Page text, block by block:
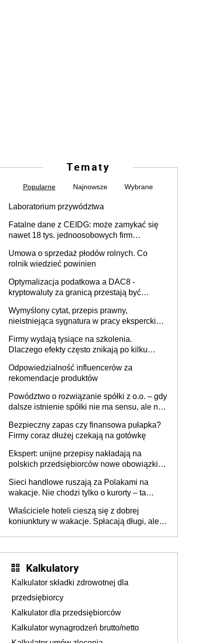
Tematy
Popularne Najnowsze Wybrane
Laboratorium przywództwa
Fatalne dane z CEIDG: może zamykać się
nawet 18 tys. jednoosobowych firm
Umowa o sprzedaż płodów rolnych. Co
rolnik wiedzieć powinien
Optymalizacja podatkowa a DAC8 -
kryptowaluty za granicą przestają być
Wymyślony cytat, przepis prawny,
nieistniejąca sygnatura w pracy eksperckiej -
firmie
Firmy wydają tysiące na szkolenia.
Dlaczego efekty często znikają po kilku
Odpowiedzialność influencerów za
rekomendacje produktów
Powództwo o rozwiązanie spółki z o.o. – gdy
dalsze istnienie spółki nie ma sensu, ale nie
Bezpieczny zapas czy finansowa pułapka?
Firmy coraz dłużej czekają na gotówkę
Ekspert: unijne przepisy nakładają na
polskich przedsiębiorców nowe obowiązki w
Sieci handlowe ruszają za Polakami na
wakacje. Nie chodzi tylko o kurorty – ta
tam, gdzie wielu spędzi urlop po cichu
Właściciele hoteli cieszą się z dobrej
koniunktury w wakacje. Spłacają długi, ale
Kalkulatory
Kalkulator składki zdrowotnej dla
przedsiębiorcy
Kalkulator dla przedsiębiorców
Kalkulator wynagrodzeń brutto/netto